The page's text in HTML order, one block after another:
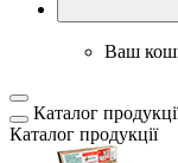
Ваш
Каталог
Каталог продукції